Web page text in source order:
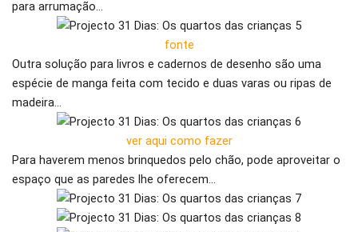
para arrumação…
fonte
Outra solução para livros e cadernos de desenho são uma
espécie de manga feita com tecido e duas varas ou ripas de
madeira…
ver aqui como fazer
Para haverem menos brinquedos pelo chão, pode aproveitar o
espaço que as paredes lhe oferecem…